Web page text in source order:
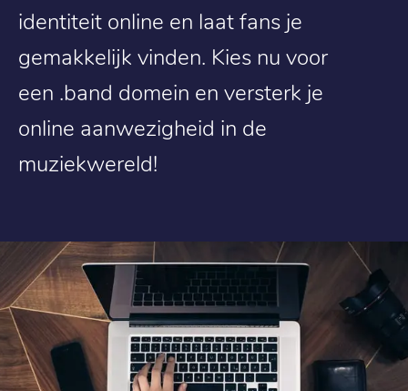
identiteit online en laat fans je
gemakkelijk vinden. Kies nu voor
een .band domein en versterk je
online aanwezigheid in de
muziekwereld!